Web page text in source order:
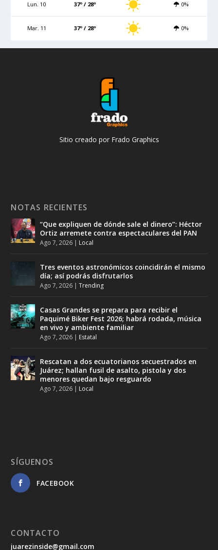
Lun. 10 37º / 28º 0%
Mar. 11 37º / 28º 0%
Sitio creado por Frado Graphics
NOTAS RECIENTES
“Que expliquen de dónde sale el dinero”: Héctor
Ortiz arremete contra espectaculares del PAN
Ago 7, 2026 | Local
Tres eventos astronómicos coincidirán el mismo
día; así podrás disfrutarlos
Ago 7, 2026 |Trending
Casas Grandes se prepara para recibir el
Paquimé Biker Fest 2026; habrá rodada, música
en vivo y ambiente familiar
Ago 7, 2026 | Estatal
Rescatan a dos ecuatorianos secuestrados en
Juárez; hallan fusil de asalto, pistola y dos
menores quedan bajo resguardo
Ago 7, 2026 | Local
SÍGUENOS
FACEBOOK
CONTACTO
juarezinside@gmail.com